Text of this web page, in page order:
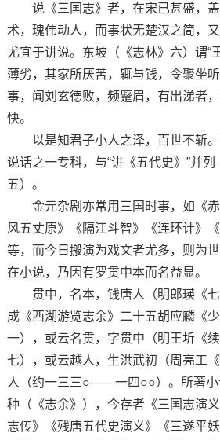
说《三国志》者，在宋已甚盛，盖
术，瑰伟动人，而事状无楚汉之简，
尤宜于讲说。东坡（《志林》六）谓“
薄劣，其家所厌苦，辄与钱，令聚坐
事，闻刘玄德败，频蹙眉，有出涕者
快。
以是知君子小人之泽，百世不斩。”
说话之一专科，与“讲《五代史》”并列
五）。
金元杂剧亦常用三国时事，如《赤
风五丈原》《隔江斗智》《连环计》
等，而今日搬演为戏文者尤多，则为
在小说，乃因有罗贯中本而名益显。
贯中，名本，钱唐人（明郎瑛《七
成《西湖游览志余》二十五胡应麟《
一），或云名贯，字贯中（明王圻《
七），或云越人，生洪武初（周亮工
人（约一三三○——一四○○）。所著小
种（《志余》），今存者《三国志演
志传》《残唐五代史演义》《三遂平